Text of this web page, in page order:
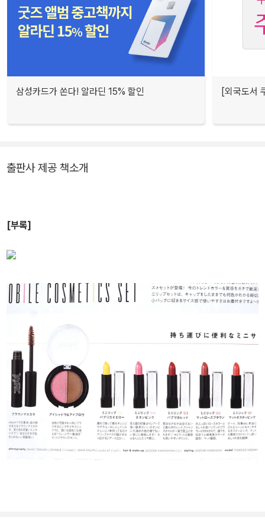
삼성카드가 쏜다! 알라딘 15% 할인 [외국도서
출판사 제공 책소개
[부록]